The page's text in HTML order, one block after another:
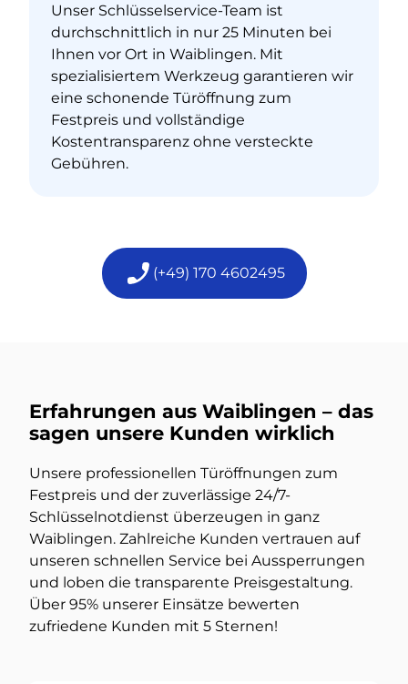
Unser Schlüsselservice-Team ist
durchschnittlich in nur 25 Minuten bei
Ihnen vor Ort in Waiblingen. Mit
spezialisiertem Werkzeug garantieren wir
eine schonende Türöffnung zum
Festpreis und vollständige
Kostentransparenz ohne versteckte
Gebühren.
(+49) 170 4602495
Erfahrungen aus Waiblingen – das
sagen unsere Kunden wirklich
Unsere professionellen Türöffnungen zum
Festpreis und der zuverlässige 24/7-
Schlüsselnotdienst überzeugen in ganz
Waiblingen. Zahlreiche Kunden vertrauen auf
unseren schnellen Service bei Aussperrungen
und loben die transparente Preisgestaltung.
Über 95% unserer Einsätze bewerten
zufriedene Kunden mit 5 Sternen!